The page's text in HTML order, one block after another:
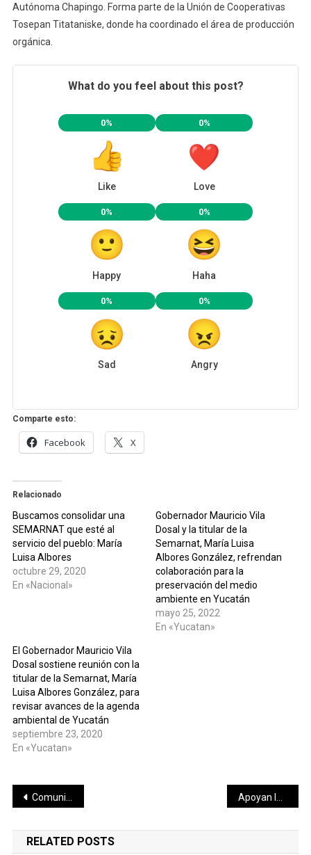
Autónoma Chapingo. Forma parte de la Unión de Cooperativas
Tosepan Titataniske, donde ha coordinado el área de producción
orgánica.
What do you feel about this post?
0%
Like
0%
Love
0%
Happy
0%
Haha
0%
Sad
0%
Angry
Comparte esto:
Facebook X
Relacionado
Buscamos consolidar una
SEMARNAT que esté al
servicio del pueblo: María
Luisa Albores
octubre 29, 2020
En «Nacional»
Gobernador Mauricio Vila
Dosal y la titular de la
Semarnat, María Luisa
Albores González, refrendan
colaboración para la
preservación del medio
ambiente en Yucatán
mayo 25, 2022
En «Yucatan»
El Gobernador Mauricio Vila
Dosal sostiene reunión con la
titular de la Semarnat, María
Luisa Albores González, para
revisar avances de la agenda
ambiental de Yucatán
septiembre 23, 2020
En «Yucatan»
Navegación
de
Comunicado de la Secretaria de Salud del Estado de Yucatán
RELATED POSTS